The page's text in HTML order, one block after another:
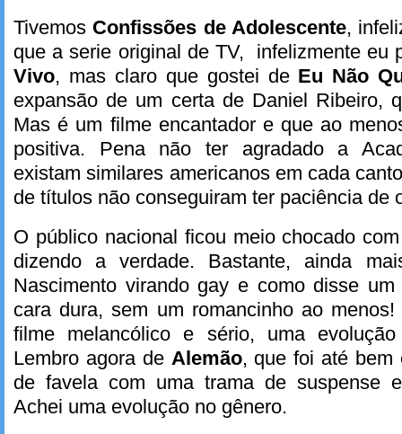
Tivemos Confissões de Adolescente,
que a serie original de TV, infelizmente eu
Vivo, mas claro que gostei de Eu Não
expansão de um certa de Daniel Ribeiro,
Mas é um filme encantador e que ao
positiva. Pena não ter agradado a
existam similares americanos em cada
de títulos não conseguiram ter paciência de
O público nacional ficou meio chocado
dizendo a verdade. Bastante, ainda
Nascimento virando gay e como disse
cara dura, sem um romancinho ao
filme melancólico e sério, uma
Lembro agora de Alemão, que foi até bem
de favela com uma trama de suspense
Achei uma evolução no gênero.